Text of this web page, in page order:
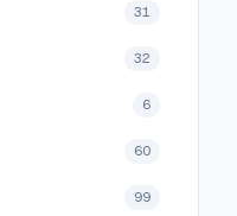
31
32
6
60
99